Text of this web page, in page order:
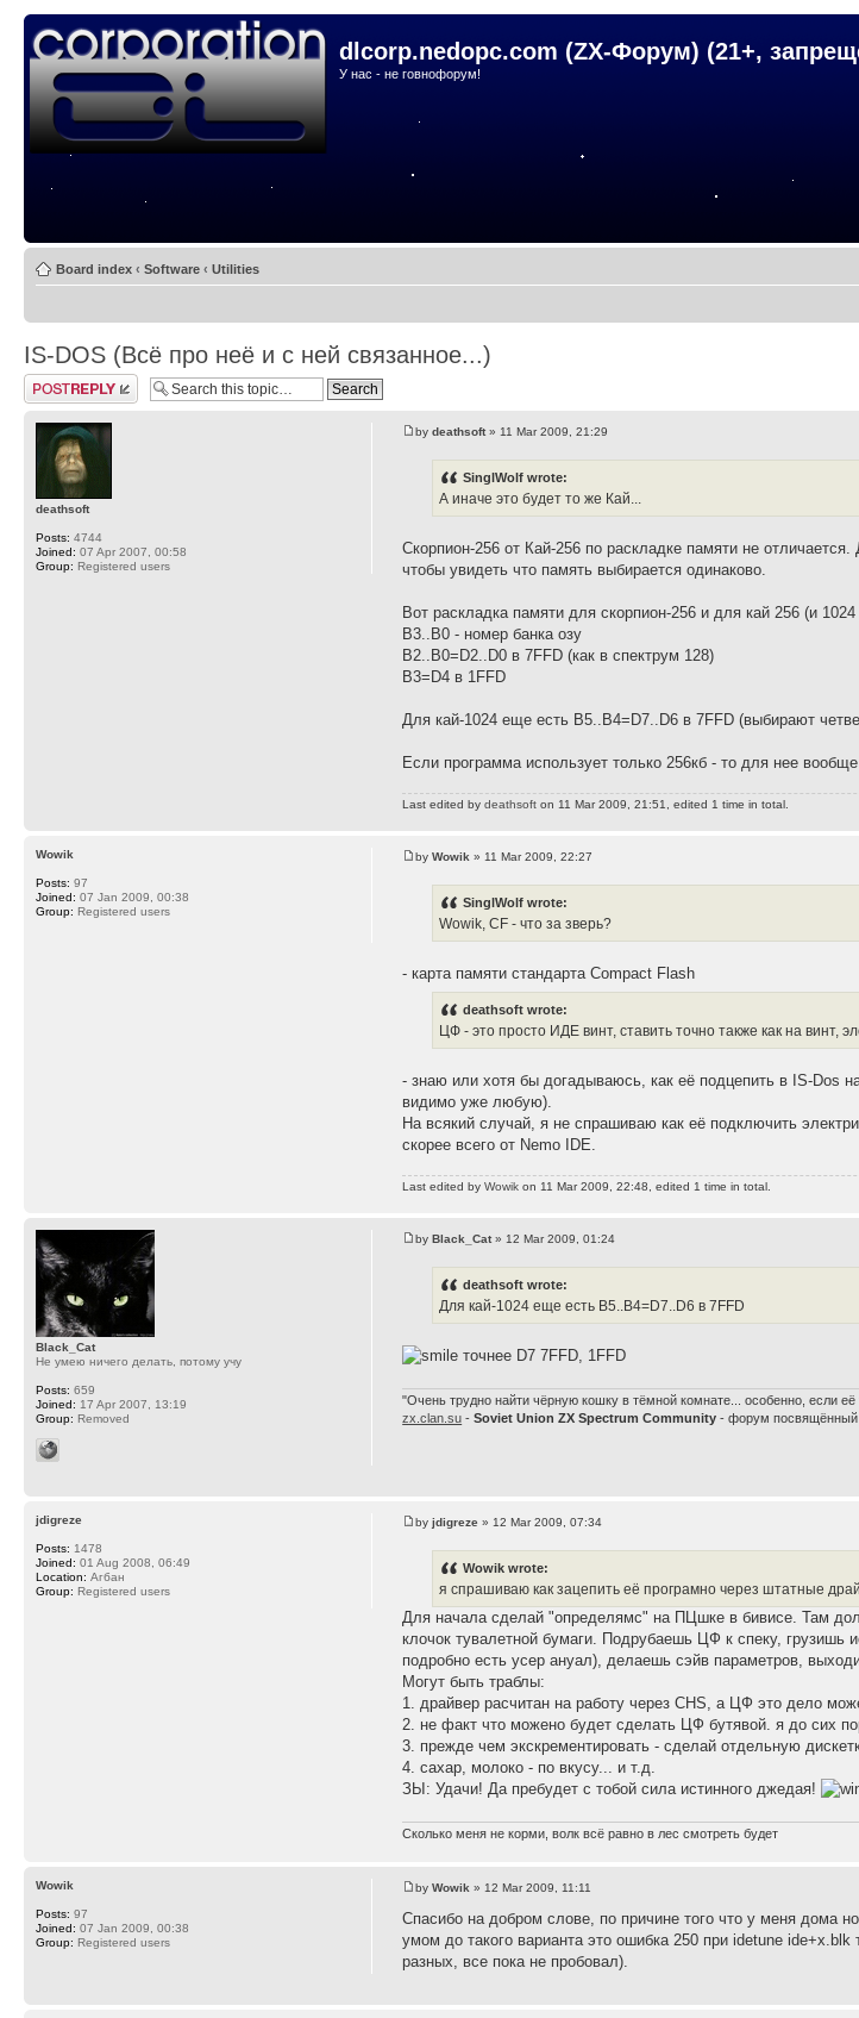
dlcorp.nedopc.com (ZX-Форум) (21+,
У нас - не говнофорум!
Board index ‹ Software ‹ Utilities
IS-DOS (Всё про неё и с ней связанное...)
Post a reply
bydeathsoft» 11 Mar 2009, 21:29
SinglWolf wrote:
А иначе это будет то же Кай...
Скорпион-256 от Кай-256 по раскладке памяти не
чтобы увидеть что память выбирается одинаково.
Вот раскладка памяти для скорпион-256 и для кай 256 (и
B3..B0 - номер банка озу
B2..B0=D2..D0 в 7FFD (как в спектрум 128)
B3=D4 в 1FFD
Для кай-1024 еще есть B5..B4=D7..D6 в 7FFD (выбирают
Если программа использует только 256кб - то для нее
Last edited bydeathsoft on 11 Mar 2009, 21:51, edited 1 time in total.
deathsoft
Posts: 4744
Joined: 07 Apr 2007, 00:58
Group: Registered users
byWowik » 11 Mar 2009, 22:27
SinglWolf wrote:
Wowik, CF - что за зверь?
- карта памяти стандарта Compact Flash
deathsoft wrote:
ЦФ - это просто ИДЕ винт, ставить точно также как на винт,
- знаю или хотя бы догадываюсь, как её подцепить в IS-Dos
видимо уже любую).
На всякий случай, я не спрашиваю как её подключить
скорее всего от Nemo IDE.
Last edited byWowik on 11 Mar 2009, 22:48, edited 1 time in total.
Wowik
Posts: 97
Joined: 07 Jan 2009, 00:38
Group: Registered users
byBlack_Cat» 12 Mar 2009, 01:24
deathsoft wrote:
Для кай-1024 еще есть B5..B4=D7..D6 в 7FFD
точнее D7 7FFD, 1FFD
"Очень трудно найти чёрную кошку в тёмной комнате... особенно, если её
zx.clan.su -Soviet Union ZX Spectrum Community - форум посвящённый
Black_Cat
Не умею ничего делать, потому учу
Posts: 659
Joined: 17 Apr 2007, 13:19
Group: Removed
byjdigreze » 12 Mar 2009, 07:34
Wowik wrote:
я спрашиваю как зацепить её програмно через штатные
Для начала сделай "определямс" на ПЦшке в бивисе. Там
клочок тувалетной бумаги. Подрубаешь ЦФ к спеку,
подробно есть усер ануал), делаешь сэйв параметров,
Могут быть траблы:
1. драйвер расчитан на работу через CHS, а ЦФ это дело
2. не факт что можено будет сделать ЦФ бутявой. я до сих
3. прежде чем экскрементировать - сделай отдельную
4. сахар, молоко - по вкусу... и т.д.
ЗЫ: Удачи! Да пребудет с тобой сила истинного джедая!
Сколько меня не корми, волк всё равно в лес смотреть будет
jdigreze
Posts: 1478
Joined: 01 Aug 2008, 06:49
Location: Агбан
Group: Registered users
byWowik » 12 Mar 2009, 11:11
Спасибо на добром слове, по причине того что у меня дома
умом до такого варианта это ошибка 250 при idetune
разных, все пока не пробовал).
Wowik
Posts: 97
Joined: 07 Jan 2009, 00:38
Group: Registered users